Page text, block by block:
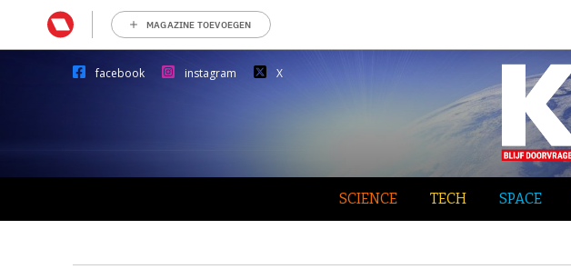
MAGAZINE TOEVOEGEN
facebook instagram X
SCIENCE TECH SPACE